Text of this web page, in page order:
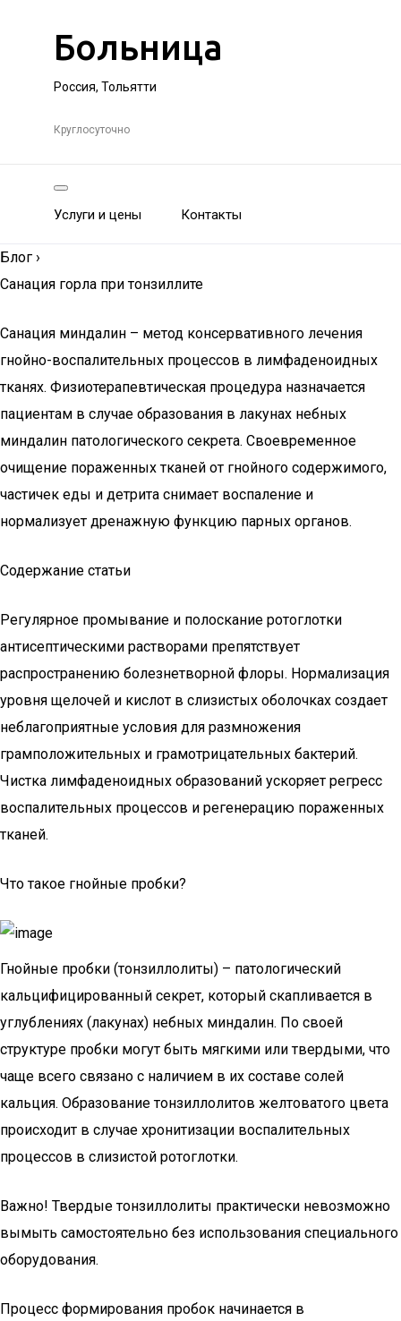
Больница
Россия, Тольятти
Круглосуточно
Услуги и цены Контакты
Блог ›
Санация горла при тонзиллите
Санация миндалин – метод консервативного лечения
гнойно-воспалительных процессов в лимфаденоидных
тканях. Физиотерапевтическая процедура назначается
пациентам в случае образования в лакунах небных
миндалин патологического секрета. Своевременное
очищение пораженных тканей от гнойного содержимого,
частичек еды и детрита снимает воспаление и
нормализует дренажную функцию парных органов.
Содержание статьи
Регулярное промывание и полоскание ротоглотки
антисептическими растворами препятствует
распространению болезнетворной флоры. Нормализация
уровня щелочей и кислот в слизистых оболочках создает
неблагоприятные условия для размножения
грамположительных и грамотрицательных бактерий.
Чистка лимфаденоидных образований ускоряет регресс
воспалительных процессов и регенерацию пораженных
тканей.
Что такое гнойные пробки?
Гнойные пробки (тонзиллолиты) – патологический
кальцифицированный секрет, который скапливается в
углублениях (лакунах) небных миндалин. По своей
структуре пробки могут быть мягкими или твердыми, что
чаще всего связано с наличием в их составе солей
кальция. Образование тонзиллолитов желтоватого цвета
происходит в случае хронитизации воспалительных
процессов в слизистой ротоглотки.
Важно! Твердые тонзиллолиты практически невозможно
вымыть самостоятельно без использования специального
оборудования.
Процесс формирования пробок начинается в